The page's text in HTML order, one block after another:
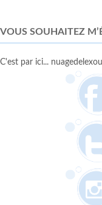
VOUS SOUHAITEZ
C'est par ici...